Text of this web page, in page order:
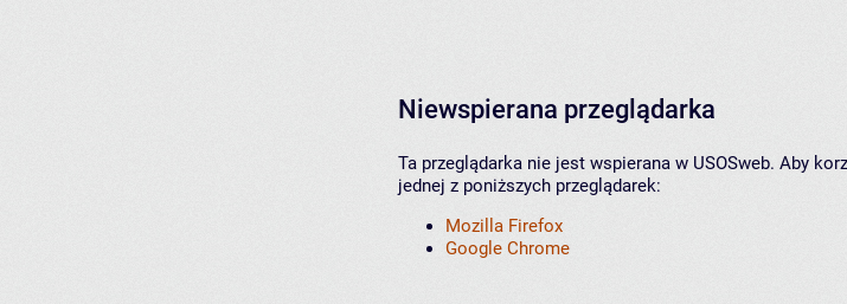
Niewspierana przeglądarka
Ta przeglądarka nie jest wspierana w USOSweb. Aby
jednej z poniższych przeglądarek:
Mozilla Firefox
Google Chrome